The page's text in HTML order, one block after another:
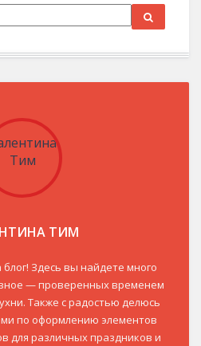
ТИМ
Здесь вы найдете много
— проверенных временем
Также с радостью делюсь
по оформлению элементов
для различных праздников и